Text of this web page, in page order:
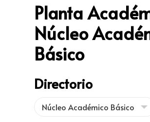
Planta
Núcleo
Básico
Directorio